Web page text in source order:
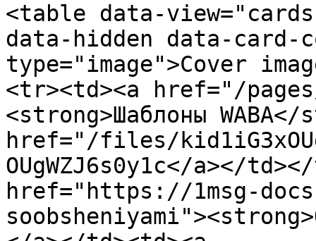
<table data-
data-hidden data-card-
type="image">Cover
<tr><td><a href="/
<strong>Шаблоны
href="/files/
OUgWZJ6s0y1c</a></
href="https://1msg-